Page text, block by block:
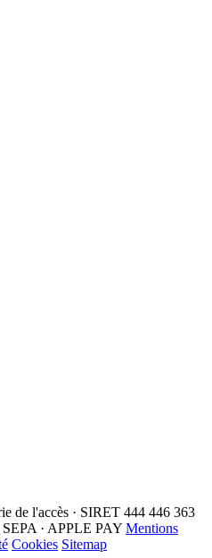
de l'accès · SIRET 444 446 363
· APPLE PAY Mentions
Cookies Sitemap